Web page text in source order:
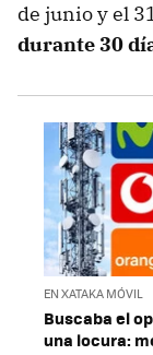
de junio y el
durante 30
EN XATAKA MÓVIL
Buscaba el
una locura: